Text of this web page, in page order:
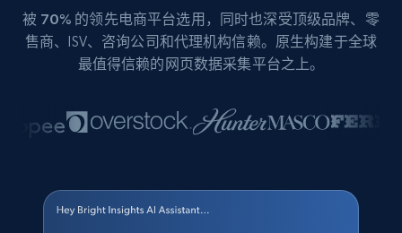
被 70% 的领先电商平台选用，同时也深受顶级品牌、零
售商、ISV、咨询公司和代理机构信赖。原生构建于全球
最值得信赖的网页数据采集平台之上。